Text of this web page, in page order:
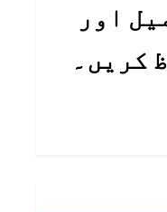
اور
کریں۔